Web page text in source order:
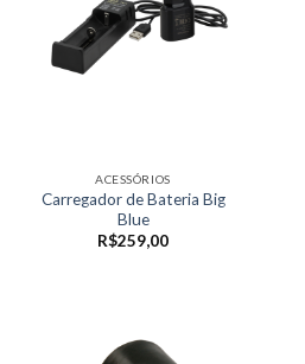
ACESSÓRIOS
Carregador de Bateria Big
Blue
R$259,00